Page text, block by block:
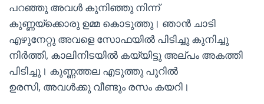
പറഞ്ഞു അവൾ കുനിഞ്ഞു നിന്ന്
കുണ്ണയ്ക്കൊരു ഉമ്മ കൊടുത്തു। ഞാൻ ചാടി
എഴുനേറ്റു അവളെ സോഫയിൽ പിടിച്ചു കുനിച്ചു
നിർത്തി, കാലിനിടയിൽ കയ്യിട്ടു അല്പം അകത്തി
പിടിച്ചു। കുണ്ണത്തല എടുത്തു പൂറിൽ
ഉരസി, അവൾക്കു വീണ്ടും രസം കയറി।